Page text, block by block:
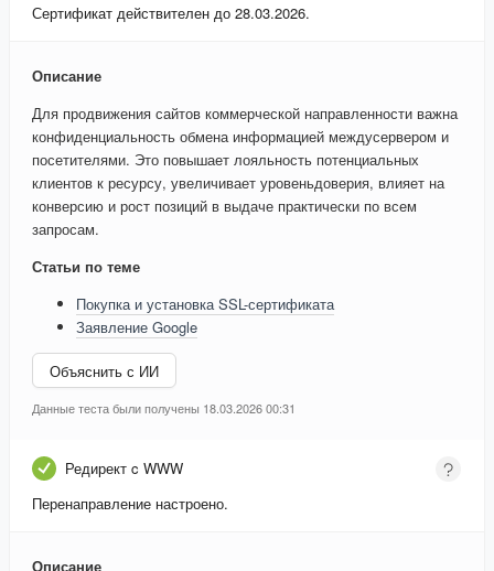
Сертификат действителен до 28.03.2026.
Описание
Для продвижения сайтов коммерческой направленности важна
конфиденциальность обмена информацией междусервером и
посетителями. Это повышает лояльность потенциальных
клиентов к ресурсу, увеличивает уровеньдоверия, влияет на
конверсию и рост позиций в выдаче практически по всем
запросам.
Статьи по теме
Покупка и установка SSL-сертификата
Заявление Google
Объяснить с ИИ
Данные теста были получены 18.03.2026 00:31
Редирект c WWW
Перенаправление настроено.
Описание